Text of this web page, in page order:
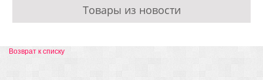
Товары из новости
Возврат к списку